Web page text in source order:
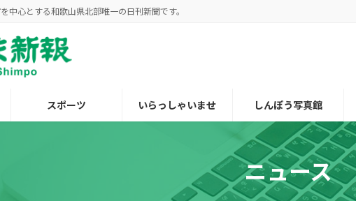
中心とする和歌山県北部唯一の日刊新聞です。
スポーツ いらっしゃいませ しんぽう写真館
ニュース